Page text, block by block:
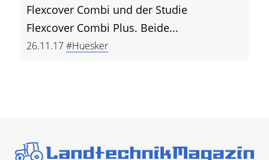
Flexcover Combi und der Studie
Flexcover Combi Plus. Beide...
26.11.17#Huesker